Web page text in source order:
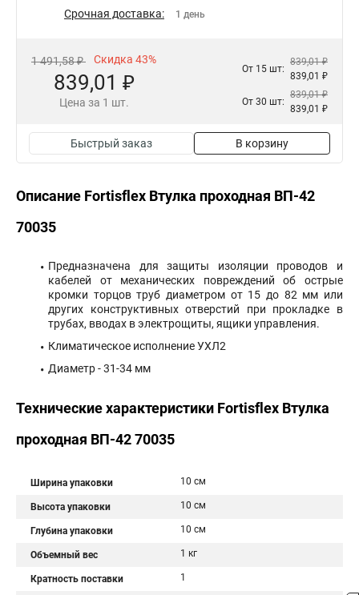
Срочная доставка: 1 день
1 491,58 ₽ Скидка 43%
839,01 ₽
Цена за 1 шт.
От 15 шт:
839,01 ₽
839,01 ₽
От 30 шт:
839,01 ₽
839,01 ₽
Быстрый заказ В корзину
Описание Fortisflex Втулка проходная ВП-42
70035
Предназначена для защиты изоляции проводов и
кабелей от механических повреждений об острые
кромки торцов труб диаметром от 15 до 82 мм или
других конструктивных отверстий при прокладке в
трубах, вводах в электрощиты, ящики управления.
Климатическое исполнение УХЛ2
Диаметр - 31-34 мм
Технические характеристики Fortisflex Втулка
проходная ВП-42 70035
Ширина упаковки 10 см
Высота упаковки 10 см
Глубина упаковки 10 см
Объемный вес 1 кг
Кратность поставки 1